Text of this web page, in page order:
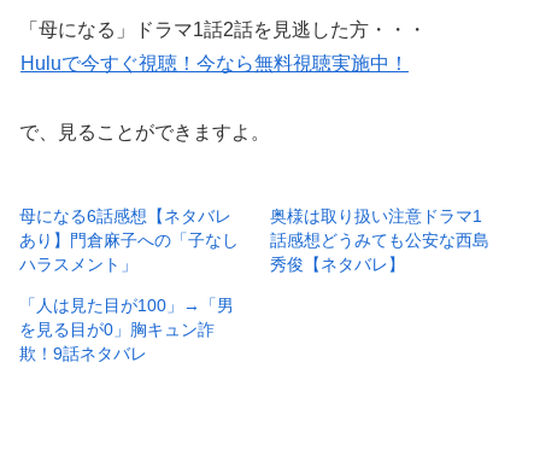
「母になる」ドラマ1話2話を見逃した方・・・
Huluで今すぐ視聴！今なら無料視聴実施中！
で、見ることができますよ。
母になる6話感想【ネタバレ
あり】門倉麻子への「子なし
ハラスメント」
奥様は取り扱い注意ドラマ1
話感想どうみても公安な西島
秀俊【ネタバレ】
「人は見た目が100」→「男
を見る目が0」胸キュン詐
欺！9話ネタバレ